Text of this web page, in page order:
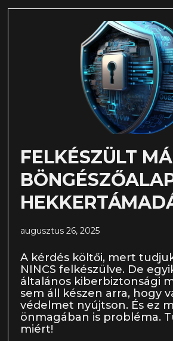
FELKÉSZÜLT
augusztus 26, 2025
A kérdés költői, mert
NINCS felkészülve. De
általános kiberbiztonsági
sem áll készen arra, hogy
védelmet nyújtson. És ez
önmagában is probléma.
miért!